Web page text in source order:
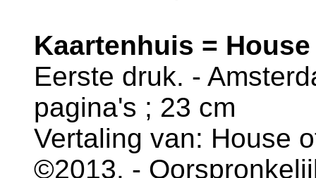
Kaartenhuis =
Eerste druk. -
pagina's ; 23 cm
Vertaling van: House
©2013. -